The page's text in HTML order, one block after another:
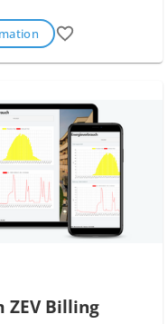
ZEV Billing